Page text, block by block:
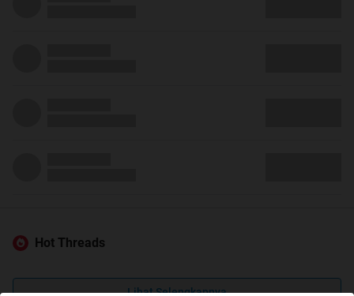
Hot Threads
Lihat Selengkapnya